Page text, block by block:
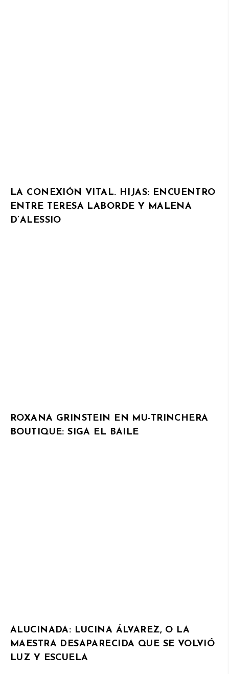
LA CONEXIÓN VITAL. HIJAS: ENCUENTRO
ENTRE TERESA LABORDE Y MALENA
D’ALESSIO
ROXANA GRINSTEIN EN MU-TRINCHERA
BOUTIQUE: SIGA EL BAILE
ALUCINADA: LUCINA ÁLVAREZ, O LA
MAESTRA DESAPARECIDA QUE SE VOLVIÓ
LUZ Y ESCUELA